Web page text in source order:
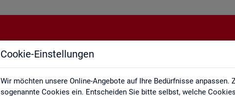
Cookie-Einstellungen
Wir möchten unsere Online-Angebote auf Ihre Bedürfnisse anpassen.
sogenannte Cookies ein. Entscheiden Sie bitte selbst, welche
Impressum